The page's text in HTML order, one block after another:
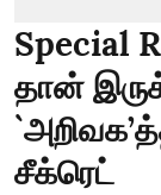
Special
தான்
சீக்ரெட்